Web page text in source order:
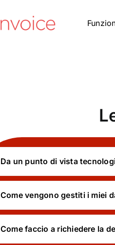
Da un punto di vista
Come vengono gestiti i miei
Come faccio a richiedere la